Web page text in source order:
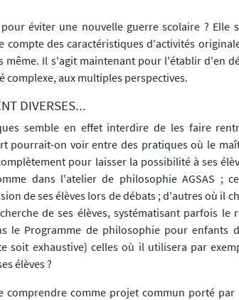
éviter une nouvelle guerre scolaire ? Elle
compte des caractéristiques d'activités
même. Il s'agit maintenant pour l'établir d'en
aux multiples perspectives.
DIVERSES...
semble en effet interdire de les faire
pourrait-on voir entre des pratiques où le
pour laisser la possibilité à ses
dans l'atelier de philosophie AGSAS ;
de ses élèves lors de débats ; d'autres où il
de ses élèves, systématisant parfois le
le Programme de philosophie pour enfants
soit exhaustive) celles où il utilisera par
élèves ?
comprendre comme projet commun porté par